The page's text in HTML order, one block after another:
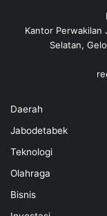
Kantor Perwakilan
Selatan,
Daerah
Jabodetabek
Teknologi
Olahraga
Bisnis